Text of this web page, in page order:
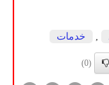
خدمات
(0)